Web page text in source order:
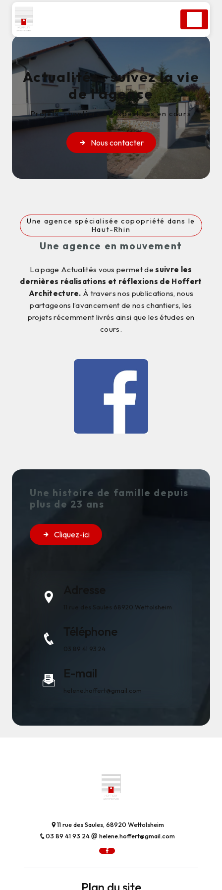
Actualités : suivez la vie
de l’agence
Projets, chantiers et expertises en cours
Nous contacter
Une agence spécialisée copopriété dans le
Haut-Rhin
Une agence en mouvement
La page Actualités vous permet de suivre les
dernières réalisations et réflexions de Hoffert
Architecture. À travers nos publications, nous
partageons l’avancement de nos chantiers, les
projets récemment livrés ainsi que les études en
cours.
Une histoire de famille depuis
plus de 23 ans
Cliquez-ici
Adresse
11 rue des Saules 68920 Wettolsheim
Téléphone
03 89 41 93 24
E-mail
helene.hoffert@gmail.com
11 rue des Saules, 68920 Wettolsheim
03 89 41 93 24
helene.hoffert@gmail.com
Panneau de gestion des cookies